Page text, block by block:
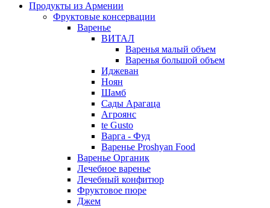
Продукты из Армении
Фруктовые консервации
Варенье
ВИТАЛ
Варенья малый объем
Варенья большой объем
Иджеван
Ноян
Шамб
Сады Арагаца
Агроянс
te Gusto
Варга - Фуд
Варенье Proshyan Food
Варенье Органик
Лечебное варенье
Лечебный конфитюр
Фруктовое пюре
Джем